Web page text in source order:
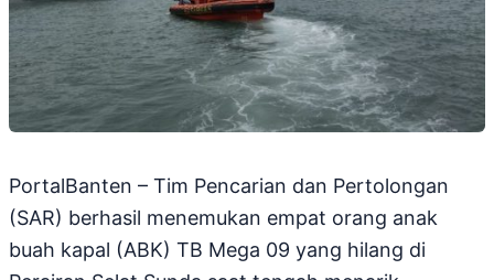
PortalBanten – Tim Pencarian dan Pertolongan
(SAR) berhasil menemukan empat orang anak
buah kapal (ABK) TB Mega 09 yang hilang di